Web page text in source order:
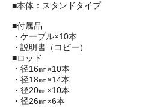
■本体：スタンドタイプ
■付属品
・ケーブル×10本
・説明書（コピー）
■ロッド
・径16㎜×10本
・径18㎜×14本
・径20㎜×10本
・径26㎜×6本